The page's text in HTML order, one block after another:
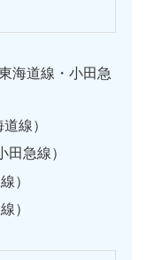
海道線・小田急
線）
田急線）
）
）